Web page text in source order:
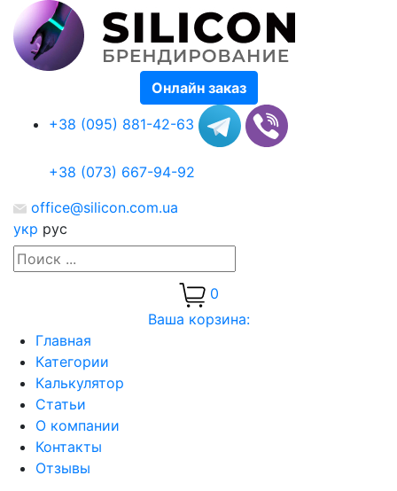
Онлайн заказ
+38 (095) 881-42-63
+38 (073) 667-94-92
office@silicon.com.ua
укр рус
0
Ваша корзина:
Главная
Категории
Калькулятор
Статьи
О компании
Контакты
Отзывы